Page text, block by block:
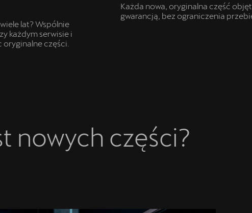
lat? Wspólnie
każdym serwisie i
części.
Każda nowa, oryginalna część
gwarancją, bez ograniczenia
nowych części?